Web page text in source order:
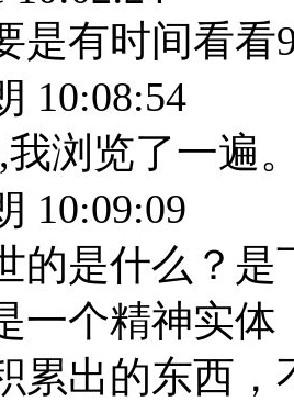
是有时间看看
10:08:54
我浏览了一遍
10:09:09
的是什么？是
一个精神实体
累出的东西，